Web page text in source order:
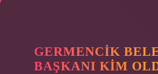
GERMENCIK
BAŞKANI KIM